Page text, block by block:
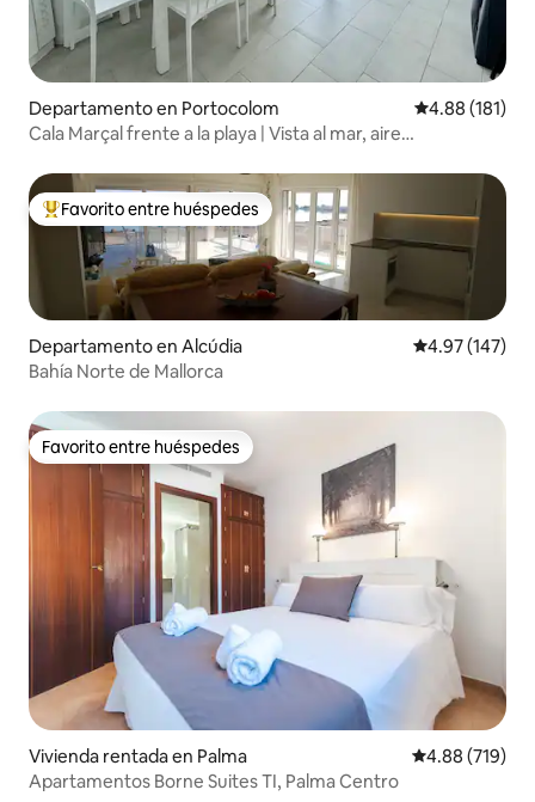
Departamento en Portocolom Calificación
4.88 (181)
Cala Marçal frente a la playa | Vista al mar, aire
De los mejores en Favorito entre huéspedes
Favorito entre huéspedes
Departamento en Alcúdia Calificación
4.97 (147)
Bahía Norte de Mallorca
Favorito entre huéspedes
Favorito entre huéspedes
Vivienda rentada en Palma Calificación
4.88 (719)
Apartamentos Borne Suites TI, Palma Centro